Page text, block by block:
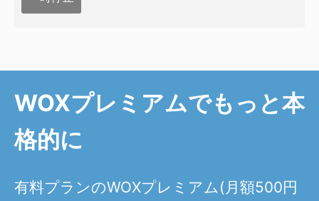
WOXプレミアムでもっと本
格的に
有料プランのWOXプレミアム(月額500円